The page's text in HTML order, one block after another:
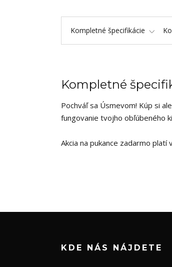
Kompletné špecifikácie
Kompletné
Pochváľ sa Úsmevom! Kúp si
fungovanie tvojho obľúbeného
Akcia na pukance zadarmo
KDE NÁS NÁJDETE